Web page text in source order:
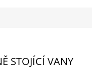
STOJÍCÍ VANY